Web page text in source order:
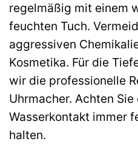
regelmäßig mit einem
feuchten Tuch.
aggressiven
Kosmetika. Für die
wir die professionelle
Uhrmacher. Achten
Wasserkontakt immer
halten.